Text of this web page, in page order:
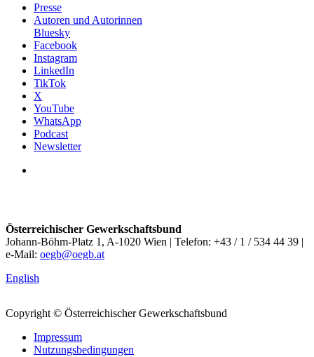
Presse
Autoren und Autorinnen
Bluesky
Facebook
Instagram
LinkedIn
TikTok
X
YouTube
WhatsApp
Podcast
Newsletter
Österreichischer Gewerkschaftsbund
Johann-Böhm-Platz 1, A-1020 Wien | Telefon: +43 / 1 / 534 44 39 |
e-Mail: oegb@oegb.at
English
Copyright © Österreichischer Gewerkschaftsbund
Impressum
Nutzungsbedingungen